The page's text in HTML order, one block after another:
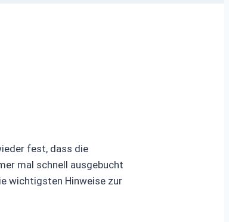
fest, dass die
mal schnell ausgebucht
wichtigsten Hinweise zur